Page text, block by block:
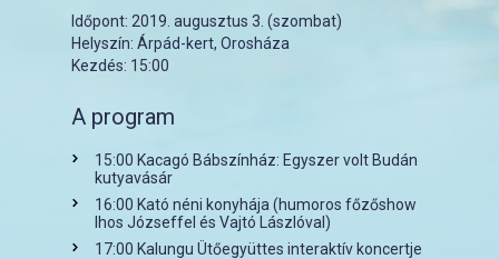
Időpont: 2019. augusztus 3. (szombat)
Helyszín: Árpád-kert, Orosháza
Kezdés: 15:00
A program
15:00 Kacagó Bábszínház: Egyszer volt Budán
kutyavásár
16:00 Kató néni konyhája (humoros főzőshow
Ihos Józseffel és Vajtó Lászlóval)
17:00 Kalungu Ütőegyüttes interaktív koncertje